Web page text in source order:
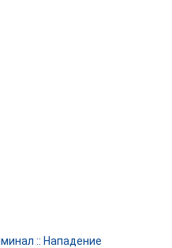
:: Нападение